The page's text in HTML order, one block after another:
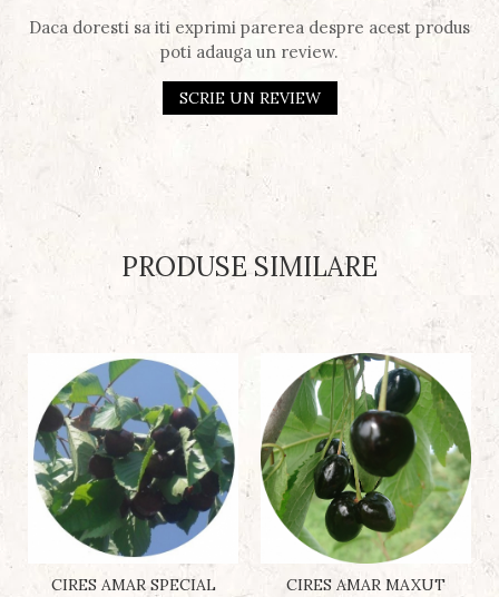
Daca doresti sa iti exprimi parerea despre acest produs
poti adauga un review.
SCRIE UN REVIEW
PRODUSE SIMILARE
CIRES AMAR SPECIAL CIRES AMAR MAXUT